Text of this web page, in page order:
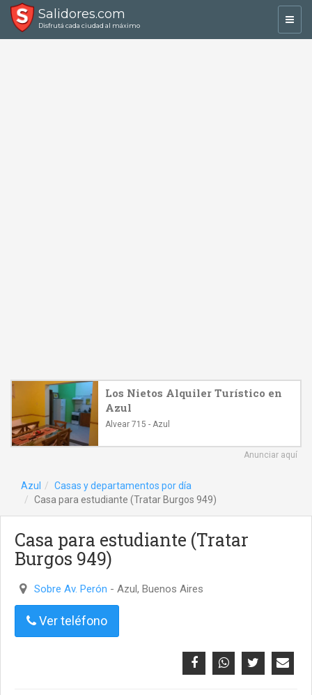
Salidores.com
Disfrutá cada ciudad al máximo
Los Nietos Alquiler Turístico en
Azul
Alvear 715 - Azul
Anunciar aquí
Azul
Casas y departamentos por día
Casa para estudiante (Tratar Burgos 949)
Casa para estudiante (Tratar
Burgos 949)
Sobre Av. Perón - Azul, Buenos Aires
Ver teléfono